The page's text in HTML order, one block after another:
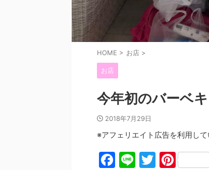
HOME > お店 >
お店
今年初のバーベキ
2018年7月29日
※アフェリエイト広告を利用して
F
Li T Pi